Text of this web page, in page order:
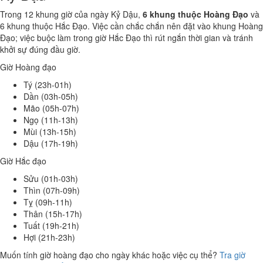
Trong 12 khung giờ của ngày Kỷ Dậu, 6 khung thuộc Hoàng Đạo và
6 khung thuộc Hắc Đạo. Việc cần chắc chắn nên đặt vào khung Hoàng
Đạo; việc buộc làm trong giờ Hắc Đạo thì rút ngắn thời gian và tránh
khởi sự đúng đầu giờ.
Giờ Hoàng đạo
Tý (23h-01h)
Dần (03h-05h)
Mão (05h-07h)
Ngọ (11h-13h)
Mùi (13h-15h)
Dậu (17h-19h)
Giờ Hắc đạo
Sửu (01h-03h)
Thìn (07h-09h)
Tỵ (09h-11h)
Thân (15h-17h)
Tuất (19h-21h)
Hợi (21h-23h)
Muốn tính giờ hoàng đạo cho ngày khác hoặc việc cụ thể? Tra giờ